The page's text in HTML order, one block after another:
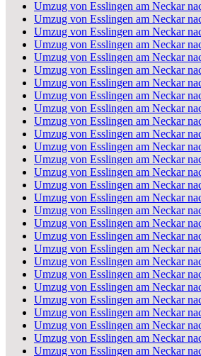
Umzug von Esslingen am Neckar
Umzug von Esslingen am Neckar
Umzug von Esslingen am Neckar
Umzug von Esslingen am Neckar
Umzug von Esslingen am Neckar
Umzug von Esslingen am Neckar
Umzug von Esslingen am Neckar
Umzug von Esslingen am Neckar
Umzug von Esslingen am Neckar
Umzug von Esslingen am Neckar
Umzug von Esslingen am Neckar
Umzug von Esslingen am Neckar
Umzug von Esslingen am Neckar
Umzug von Esslingen am Neckar
Umzug von Esslingen am Neckar
Umzug von Esslingen am Neckar
Umzug von Esslingen am Neckar
Umzug von Esslingen am Neckar
Umzug von Esslingen am Neckar
Umzug von Esslingen am Neckar
Umzug von Esslingen am Neckar
Umzug von Esslingen am Neckar
Umzug von Esslingen am Neckar
Umzug von Esslingen am Neckar
Umzug von Esslingen am Neckar
Umzug von Esslingen am Neckar
Umzug von Esslingen am Neckar
Umzug von Esslingen am Neckar